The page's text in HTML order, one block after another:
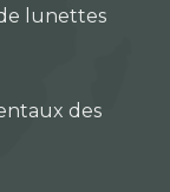
lunettes
des